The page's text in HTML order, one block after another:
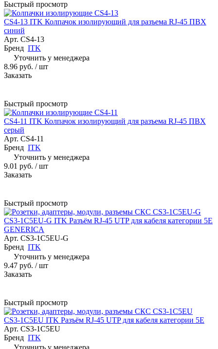
Быстрый просмотр
CS4-13 ITK Колпачок изолирующий для разъема RJ-45 ПВХ
синий
Арт. CS4-13
Бренд ITK
Уточнить у менеджера
8.96 руб. / шт
Заказать
Быстрый просмотр
CS4-11 ITK Колпачок изолирующий для разъема RJ-45 ПВХ
серый
Арт. CS4-11
Бренд ITK
Уточнить у менеджера
9.01 руб. / шт
Заказать
Быстрый просмотр
CS3-1C5EU-G ITK Разъём RJ-45 UTP для кабеля категории 5Е
GENERICA
Арт. CS3-1C5EU-G
Бренд ITK
Уточнить у менеджера
9.47 руб. / шт
Заказать
Быстрый просмотр
CS3-1C5EU ITK Разъём RJ-45 UTP для кабеля категории 5Е
Арт. CS3-1C5EU
Бренд ITK
Уточнить у менеджера